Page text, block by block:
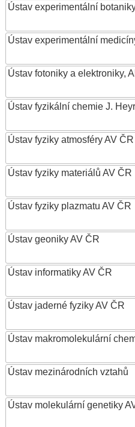
Ústav experimentální
Ústav experimentální
Ústav fotoniky a elektroniky,
Ústav fyzikální chemie J.
Ústav fyziky atmosféry AV ČR
Ústav fyziky materiálů AV ČR
Ústav fyziky plazmatu AV ČR
Ústav geoniky AV ČR
Ústav informatiky AV ČR
Ústav jaderné fyziky AV ČR
Ústav makromolekulární
Ústav mezinárodních vztahů
Ústav molekulární genetiky